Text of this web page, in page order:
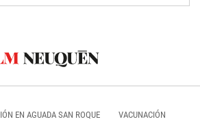
EN AGUADA SAN ROQUE VACUNACIÓN